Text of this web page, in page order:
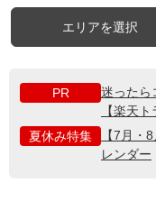
エリアを選択
PR
迷ったら
【楽天ト
夏休み特集
【7月・
レンダー